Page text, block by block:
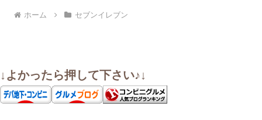
ホーム セブンイレブン
↓よかったら押して下さい♪↓